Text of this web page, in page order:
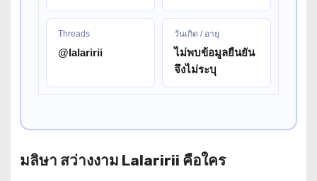
Threads
@lalaririi
วันเกิด / อายุ
ไม่พบข้อมูลยืนยัน
จึงไม่ระบุ
มลิษา สว่างงาม Lalaririi คือใคร